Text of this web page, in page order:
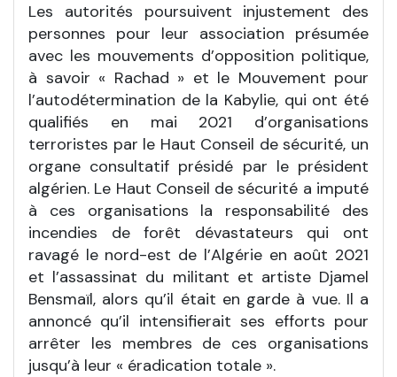
Les autorités poursuivent injustement des
personnes pour leur association présumée
avec les mouvements d’opposition politique,
à savoir « Rachad » et le Mouvement pour
l’autodétermination de la Kabylie, qui ont été
qualifiés en mai 2021 d’organisations
terroristes par le Haut Conseil de sécurité, un
organe consultatif présidé par le président
algérien. Le Haut Conseil de sécurité a imputé
à ces organisations la responsabilité des
incendies de forêt dévastateurs qui ont
ravagé le nord-est de l’Algérie en août 2021
et l’assassinat du militant et artiste Djamel
Bensmaïl, alors qu’il était en garde à vue. Il a
annoncé qu’il intensifierait ses efforts pour
arrêter les membres de ces organisations
jusqu’à leur « éradication totale ».